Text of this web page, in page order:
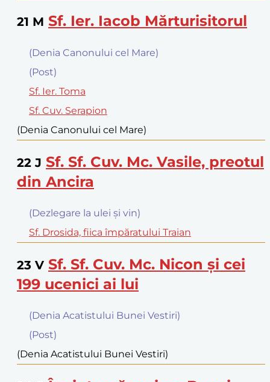
21 M Sf. Ier. Iacob Mărturisitorul
(Denia Canonului cel Mare)
(Post)
Sf. Ier. Toma
Sf. Cuv. Serapion
(Denia Canonului cel Mare)
22 J Sf. Sf. Cuv. Mc. Vasile, preotul
din Ancira
(Dezlegare la ulei şi vin)
Sf. Drosida, fiica împăratului Traian
23 V Sf. Sf. Cuv. Mc. Nicon şi cei
199 ucenici ai lui
(Denia Acatistului Bunei Vestiri)
(Post)
(Denia Acatistului Bunei Vestiri)